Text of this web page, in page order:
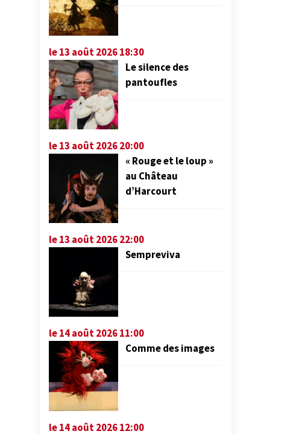
le 13 août 2026 18:30
Le silence des
pantoufles
le 13 août 2026 20:00
« Rouge et le loup »
au Château
d’Harcourt
le 13 août 2026 22:00
Sempreviva
le 14 août 2026 11:00
Comme des images
le 14 août 2026 12:00